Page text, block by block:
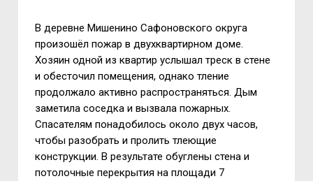
В деревне Мишенино Сафоновского округа
произошёл пожар в двухквартирном доме.
Хозяин одной из квартир услышал треск в стене
и обесточил помещения, однако тление
продолжало активно распространяться. Дым
заметила соседка и вызвала пожарных.
Спасателям понадобилось около двух часов,
чтобы разобрать и пролить тлеющие
конструкции. В результате обуглены стена и
потолочные перекрытия на площади 7